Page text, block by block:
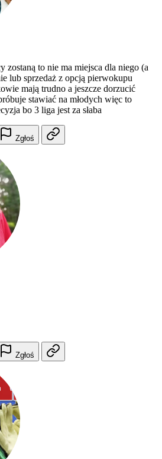
zostaną to nie ma miejsca dla niego (a
lub sprzedaż z opcją pierwokupu
mają trudno a jeszcze dorzucić
stawiać na młodych więc to
bo 3 liga jest za słaba
Zgłoś
Zgłoś